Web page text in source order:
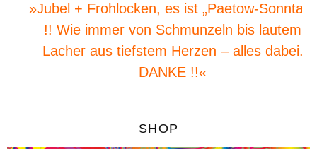
»Jubel + Frohlocken, es ist „Paetow-Sonntag“
!! Wie immer von Schmunzeln bis lautem
Lacher aus tiefstem Herzen – alles dabei.
DANKE !!«
SHOP